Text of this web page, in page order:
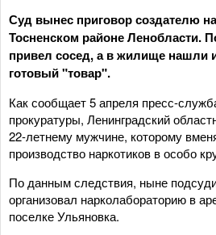
Суд вынес приговор создателю
Тосненском районе Ленобласти.
привел сосед, а в жилище нашли
готовый "товар".
Как сообщает 5 апреля пресс-
прокуратуры, Ленинградский
22-летнему мужчине, которому
производство наркотиков в особо
По данным следствия, ныне
организовал нарколабораторию в
поселке Ульяновка.